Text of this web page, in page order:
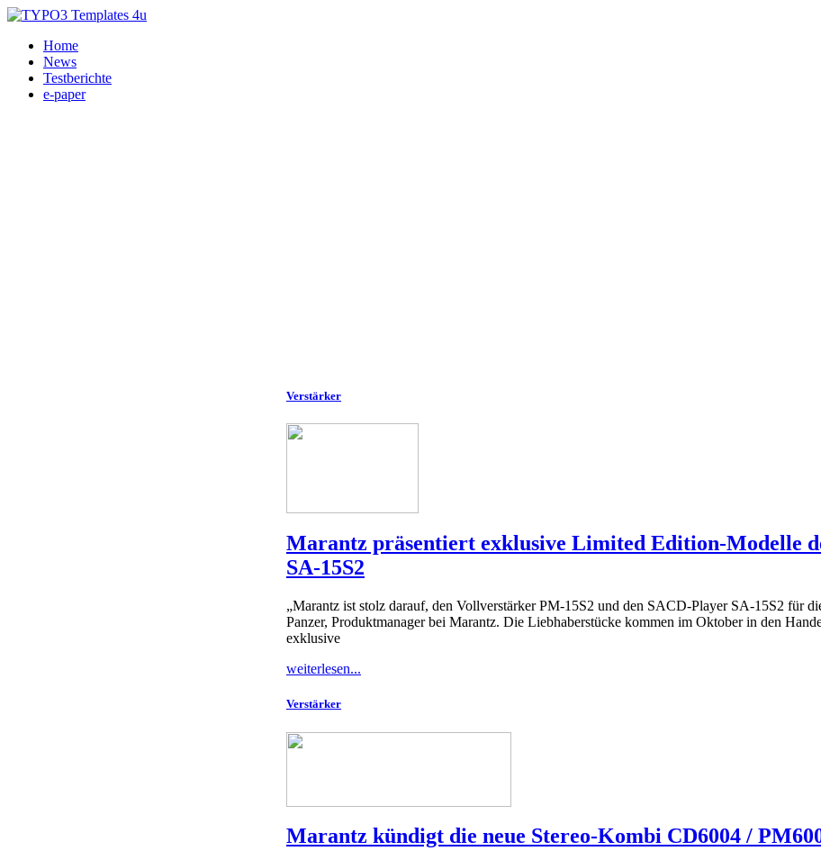
Home
News
Testberichte
e-paper
Verstärker
Marantz präsentiert exklusive Limited Edition-Modelle
SA-15S2
„Marantz ist stolz darauf, den Vollverstärker PM-15S2 und den SACD-Player SA-15S2 für
Panzer, Produktmanager bei Marantz. Die Liebhaberstücke kommen im Oktober in den
exklusive
weiterlesen...
Verstärker
Marantz kündigt die neue Stereo-Kombi CD6004 /